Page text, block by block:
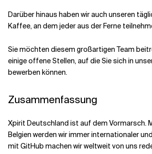
Darüber hinaus haben wir auch unseren
Kaffee, an dem jeder aus der Ferne
Sie möchten diesem großartigen Team
einige offene Stellen, auf die Sie sich in
bewerben können.
Zusammenfassung
Xpirit Deutschland ist auf dem Vormarsch.
Belgien werden wir immer internationaler
mit GitHub machen wir weltweit von uns